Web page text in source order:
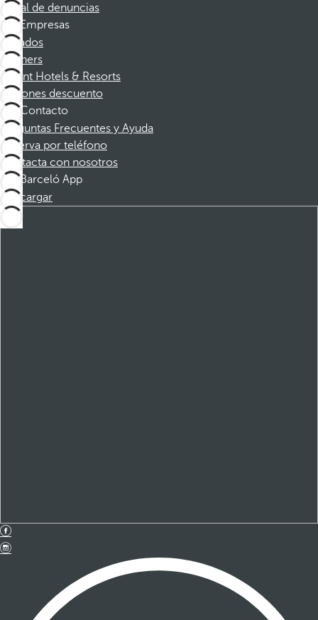
Canal de denuncias
Empresas
Afiliados
Partners
Dorint Hotels & Resorts
Cupones descuento
Contacto
Preguntas Frecuentes y Ayuda
Reserva por teléfono
Contacta con nosotros
Barceló App
Descargar